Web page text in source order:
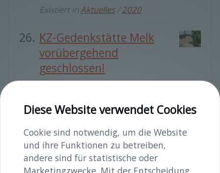
Existiert inAktuelles /2020
KZ-Gedenkstätte Melk
vorübergehend
geschlossen!
die Gedenkstätte zur Zeit
geschlossen.
Existiert in Aktuelles / 2023
Diese Website verwendet Cookies
Cookie sind notwendig, um die Website
und ihre Funktionen zu betreiben,
andere sind für statistische oder
Marketingzwecke. Mit der Entscheidung